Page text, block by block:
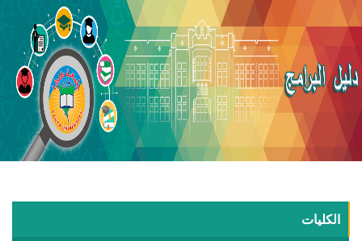
الكليات